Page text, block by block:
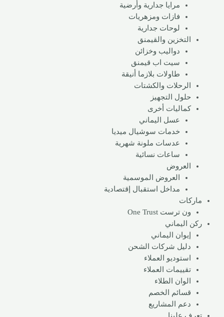
مرايا جدارية وأرضية
فازات ومزهريات
لوحات جدارية
التخزين والقيمنق
دواليب وخزائن
سيت اب قيمنق
طاولات بلازما أنيقة
الرحلات والكشتات
حلول التجهيز
كماليات أخرى
عسل اليماني
خدمات سوشيال ميديا
عدسات ملونة​ شهرية
ساعات نسائية
العروض
العروض الموسمية
مداخل استقبال إقتصادية
ماركات
ون ترست One Trust
ركن اليماني
إيوان اليماني
دليل شركات الشحن
استوديو العملاء
تقييمات العملاء
الوان الطلاء
قسائم الخصم
دعم المشاريع